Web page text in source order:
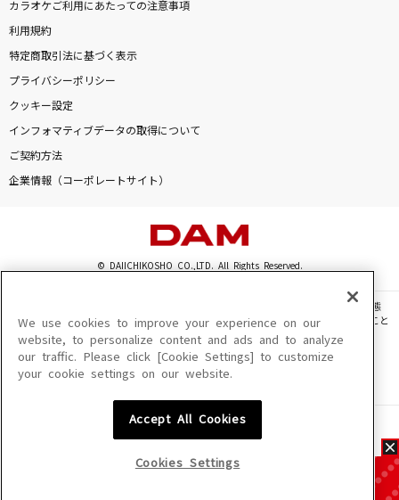
カラオケご利用にあたっての注意事項
利用規約
特定商取引法に基づく表示
プライバシーポリシー
クッキー設定
インフォマティブデータの取得について
ご契約方法
企業情報（コーポレートサイト）
© DAIICHIKOSHO CO.,LTD. All Rights Reserved.
このサイトに掲載されている一切の文章・画像・写真・動画・音声等を、手段や形態
を問わず、著作権法の定める範囲を超えて無断で複製、転載、ファイル化などすること
を禁じます。
楽曲及びコンテンツは、機種によりご利用いただけない場合があります。
楽曲及びコンテンツの配信日、配信内容が変更になる場合があります。
We use cookies to improve your experience on our
website, to personalize content and ads and to analyze
our traffic. Please click [Cookie Settings] to customize
your cookie settings on our website.
Accept All Cookies
Cookies Settings